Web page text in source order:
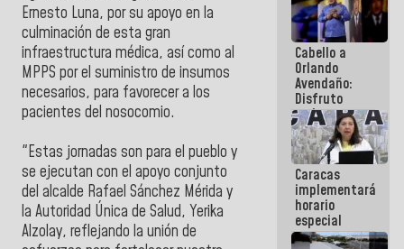
Ernesto Luna, por su apoyo en la
culminación de esta gran
infraestructura médica, así como al
MPPS por el suministro de insumos
necesarios, para favorecer a los
pacientes del nosocomio.
"Estas jornadas son para el pueblo y
se ejecutan con el apoyo conjunto
del alcalde Rafael Sánchez Mérida y
la Autoridad Única de Salud, Yerika
Alzolay, reflejando la unión de
Cabello a
Orlando
Avendaño:
Disfruto
cada vez
que escribes
porque lo
que haces
es
embarrarla
Caracas
implementará
horario
especial
para